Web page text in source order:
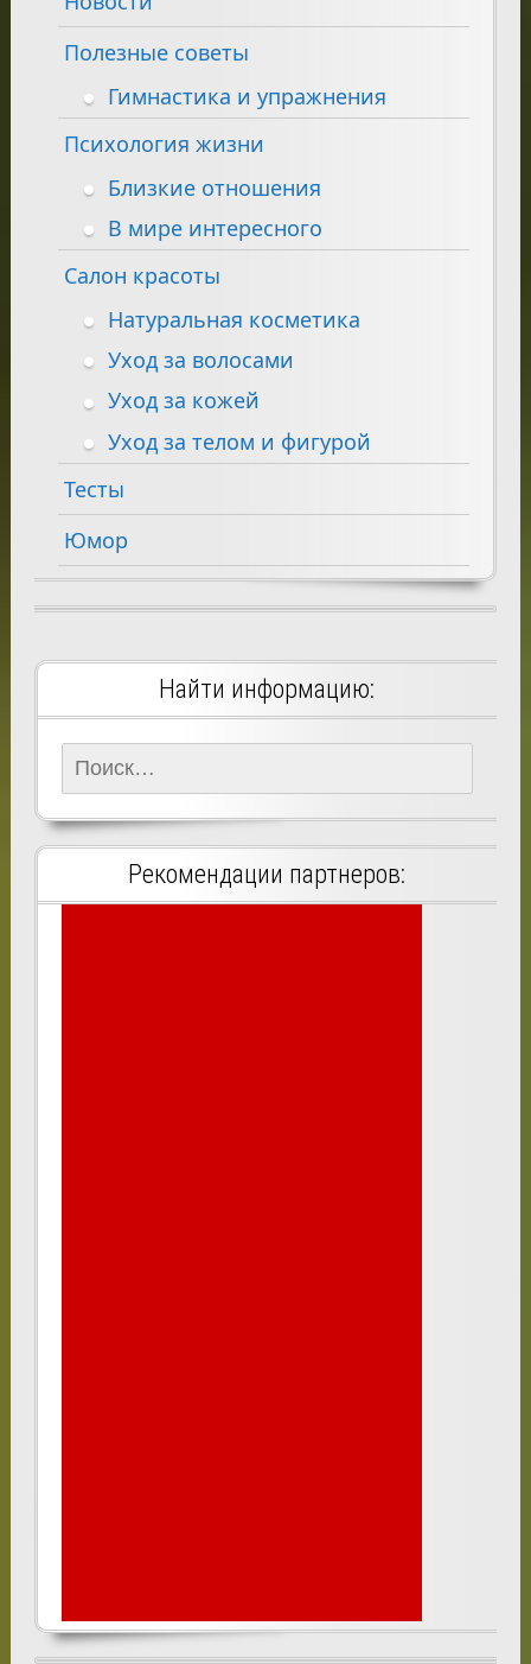
Полезные советы
Гимнастика и упражнения
Психология жизни
Близкие отношения
В мире интересного
Салон красоты
Натуральная косметика
Уход за волосами
Уход за кожей
Уход за телом и фигурой
Тесты
Юмор
Найти информацию:
Найти:
Рекомендации партнеров: